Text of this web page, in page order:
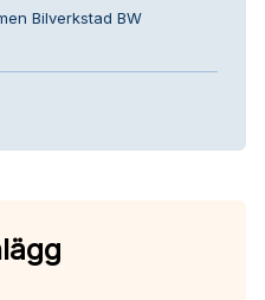
Bilverkstad BW